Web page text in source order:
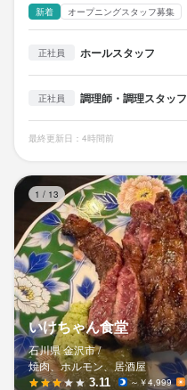
新着 オープニングスタッフ募集
正社員 ホールスタッフ
正社員 調理師・調理スタッフ
最終更新日：4時間前
1 / 13
いけちゃん食堂
石川県 金沢市 /
焼肉、ホルモン、居酒屋
3.11 ～￥4,999